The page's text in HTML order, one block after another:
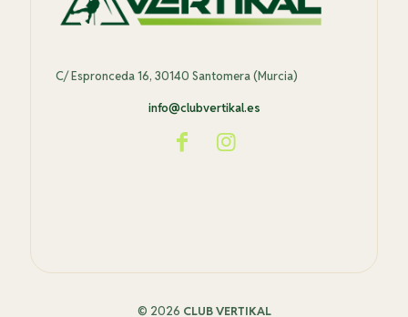
C/ Espronceda 16, 30140 Santomera (Murcia)
info@clubvertikal.es
© 2026 CLUB VERTIKAL